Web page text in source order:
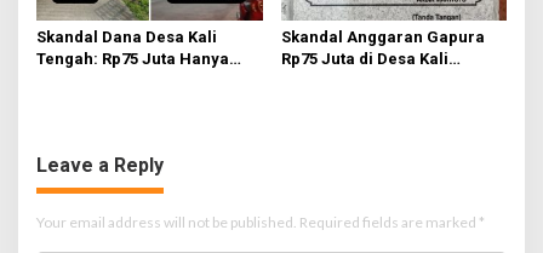
Skandal Dana Desa Kali
Tengah: Rp75 Juta Hanya
Skandal Anggaran Gapura
Rp75 Juta di Desa Kali
Leave a Reply
Your email address will not be published. Required fields are marked *